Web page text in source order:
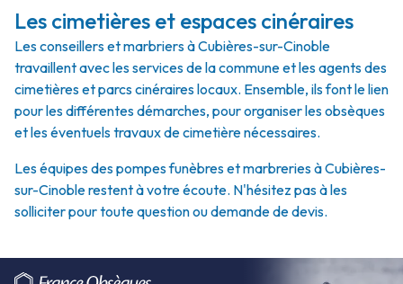
Les cimetières et espaces cinéraires
Les conseillers et marbriers à Cubières-sur-Cinoble
travaillent avec les services de la commune et les agents des
cimetières et parcs cinéraires locaux. Ensemble, ils font le lien
pour les différentes démarches, pour organiser les obsèques
et les éventuels travaux de cimetière nécessaires.
Les équipes des pompes funèbres et marbreries à Cubières-
sur-Cinoble restent à votre écoute. N'hésitez pas à les
solliciter pour toute question ou demande de devis.